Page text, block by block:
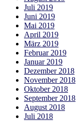
Juli 2019
Juni 2019
Mai 2019
April 2019
März 2019
Februar 2019
Januar 2019
Dezember 2018
November 2018
Oktober 2018
September 2018
August 2018
Juli 2018